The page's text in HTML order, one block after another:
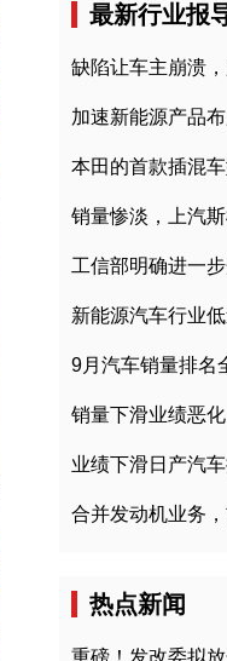
最新行业报
缺陷让车主崩溃
销量惨淡，上汽
新能源汽车行业
9月汽车销量排名
业绩下滑日产汽
热点新闻